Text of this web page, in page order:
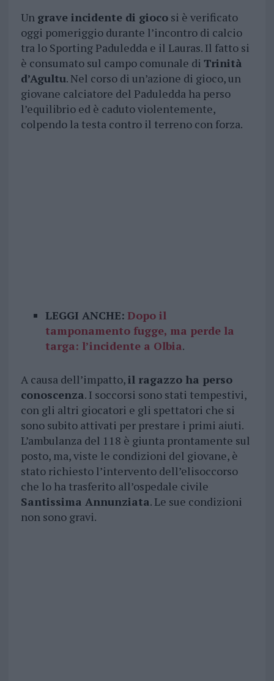
Un grave incidente di giocosi è verificato
oggi pomeriggio durante l’incontro di calcio
tra lo Sporting Paduledda e il Lauras. Il fatto si
è consumato sul campo comunale di Trinità
d’Agultu. Nel corso di un’azione di gioco, un
giovane calciatore del Paduledda ha perso
l’equilibrio ed è caduto violentemente,
colpendo la testa contro il terreno con forza.
LEGGI ANCHE: Dopo il
tamponamento fugge, ma perde la
targa: l’incidente a Olbia.
A causa dell’impatto,il ragazzo ha perso
conoscenza. I soccorsi sono stati tempestivi,
con gli altri giocatori e gli spettatori che si
sono subito attivati per prestare i primi aiuti.
L’ambulanza del 118 è giunta prontamente sul
posto, ma, viste le condizioni del giovane, è
stato richiesto l’intervento dell’elisoccorso
che lo ha trasferito all’ospedale civile
Santissima Annunziata. Le sue condizioni
non sono gravi.